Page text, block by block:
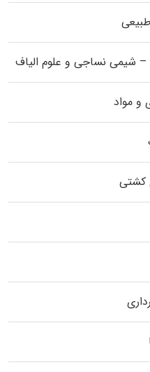
شیمی نساجی و علوم الیاف
و مواد
کشتی